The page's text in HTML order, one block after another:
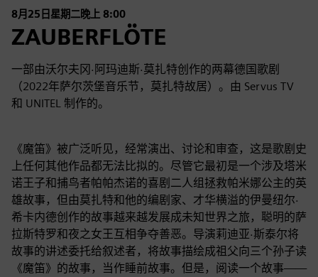
8月25日星期二晚上 8:00
ZAUBERFLÖTE
一部由沃尔夫冈·阿玛迪斯·莫扎特创作的两幕德国歌剧
（2022年萨尔茨堡音乐节，莫扎特故居）。由 Servus TV
和 UNITEL 制作的。
《魔笛》被广泛听见，经常演出、讨论和审查，这是歌剧史
上任何其他作品都无法比拟的。尽管它最初是一个涉及塔米
诺王子和捕鸟者帕帕杰诺的喜剧二人组拯救帕米娜公主的英
雄故事，但由莫扎特和他的编剧家、才华横溢的伊曼纽尔·
希卡内德创作的故事越来越发展成未知世界之旅，聪明的萨
拉斯特罗和夜之女王互相争夺善恶。导演莉迪亚·斯泰尔将
故事的讲述委托给叙述者，将故事描绘成祖父向三个孙子读
《魔笛》的故事，当作睡前故事。但是，阅读一个故事——